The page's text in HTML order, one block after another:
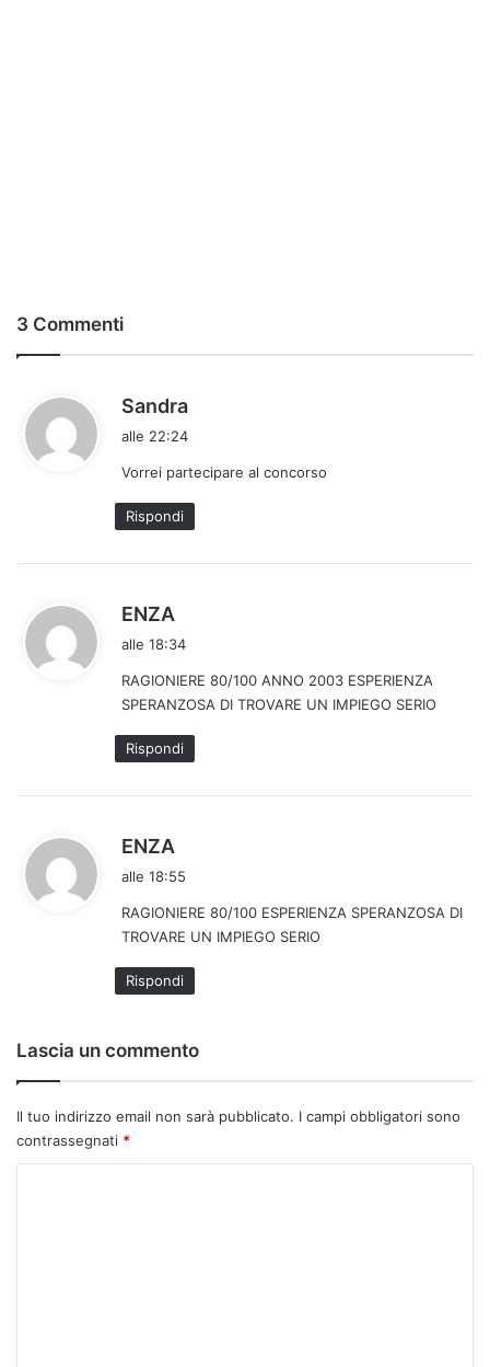
3 Commenti
Sandra
e
t
t
alle 22:24
Vorrei partecipare al concorso
Rispondi
ENZA
e
t
t
o
alle 18:34
RAGIONIERE 80/100 ANNO 2003 ESPERIENZA
SPERANZOSA DI TROVARE UN IMPIEGO SERIO
Rispondi
ENZA
e
t
t
o
alle 18:55
RAGIONIERE 80/100 ESPERIENZA SPERANZOSA DI
TROVARE UN IMPIEGO SERIO
Rispondi
Lascia un commento
Il tuo indirizzo email non sarà pubblicato. I campi obbligatori sono
contrassegnati *